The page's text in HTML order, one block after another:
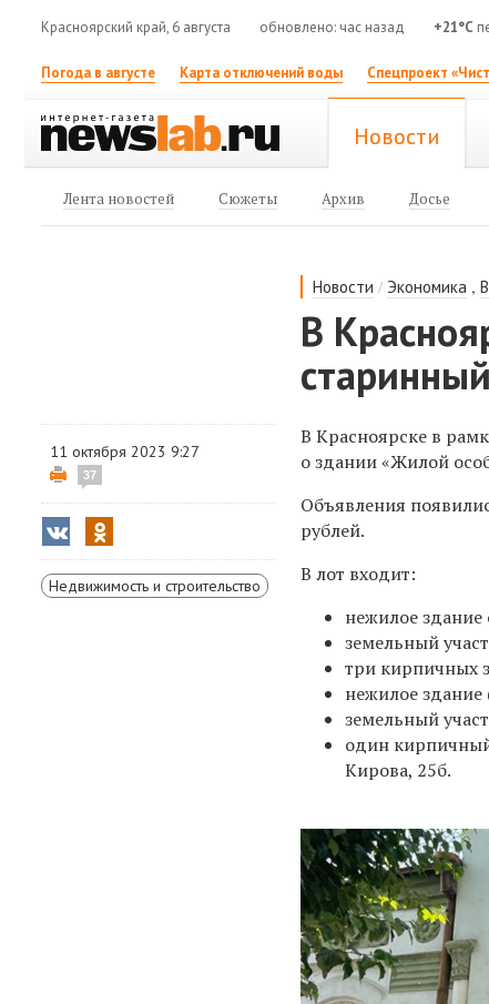
Красноярский край, 6 августа обновлено: час назад +21°C
Погода в августе Карта отключений воды Спецпроект
Новости
Лента новостей Сюжеты Архив Досье
Новости / Экономика ,
В
11 октября 2023 9:27
37
Недвижимость и строительство
В Красноярске в
о здании «Жилой
Объявления
рублей.
В лот входит:
нeжилoe
земeльный
три киpпичныx
нежилое
земельный
один
Кирова, 25б.